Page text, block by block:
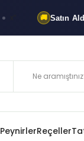
Satın
PeynirlerReçeller